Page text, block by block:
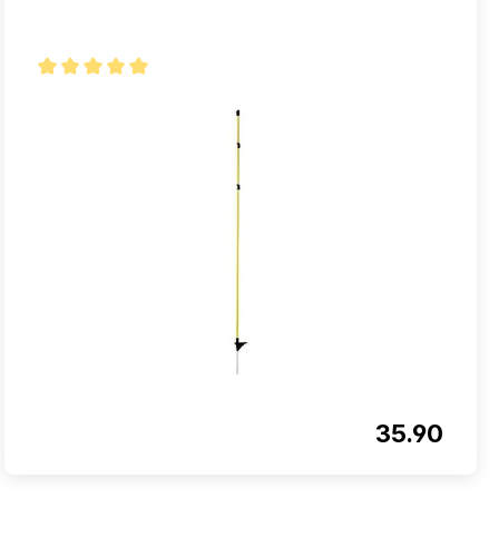
35.90